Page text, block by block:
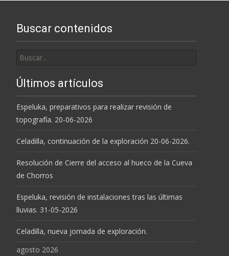
Buscar contenidos
por:
Últimos artículos
Espeluka, preparativos para realizar revisión de
topografía. 20-06-2026
Celadilla, continuación de la exploración 20-06-2026.
Resolución de Cierre del acceso al hueco de la Cueva
de Chorros
Espeluka, revisión de instalaciones tras las últimas
lluvias. 31-05-2026
Celadilla, nueva jornada de exploración.
agosto 2026